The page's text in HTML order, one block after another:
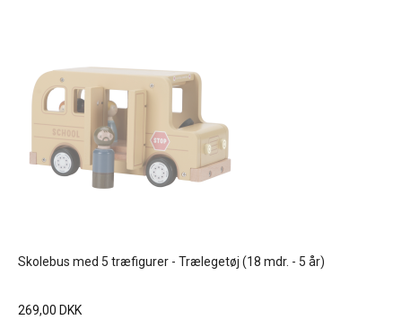
Skolebus med 5 træfigurer - Trælegetøj (18 mdr. - 5 år)
269,00 DKK